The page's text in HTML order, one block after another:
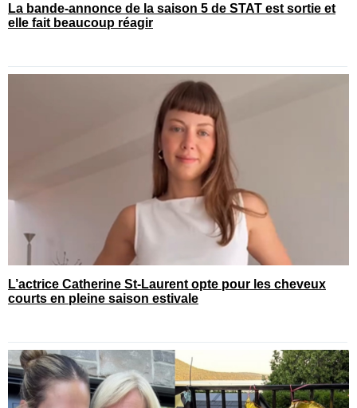
La bande-annonce de la saison 5 de STAT est sortie et
elle fait beaucoup réagir
L’actrice Catherine St-Laurent opte pour les cheveux
courts en pleine saison estivale